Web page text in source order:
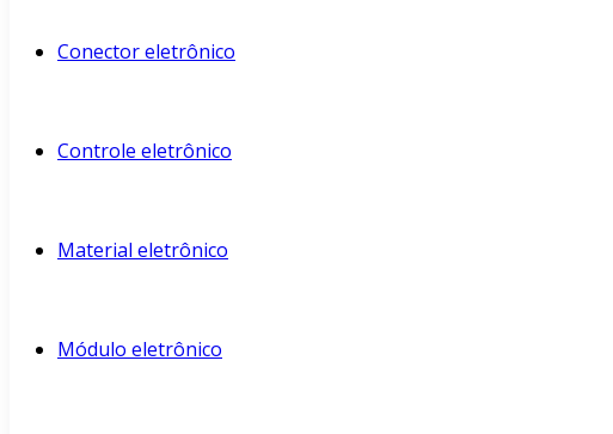
Conector eletrônico
Controle eletrônico
Material eletrônico
Módulo eletrônico